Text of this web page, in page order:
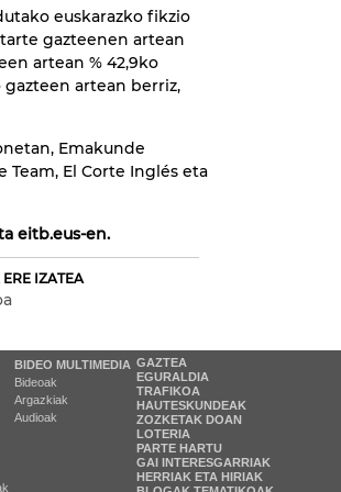
euskarazko fikzio
gazteenen artean
artean % 42,9ko
gazteen artean berriz,
Emakunde
Team, El Corte Inglés eta
eitb.eus-en.
IZATEA
BIDEO MULTIMEDIA
Bideoak
Argazkiak
Audioak
GAZTEA
EGURALDIA
TRAFIKOA
HAUTESKUNDEAK
ZOZKETAK DOAN
LOTERIA
PARTE HARTU
GAI INTERESGARRIAK
HERRIAK ETA HIRIAK